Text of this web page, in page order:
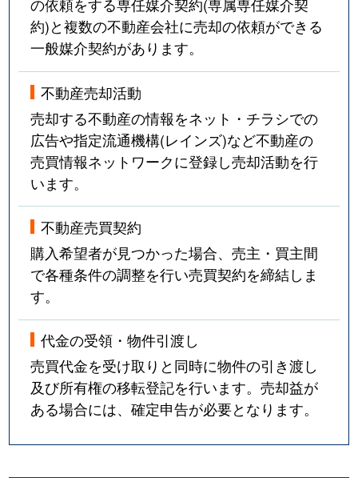
の依頼をする専任媒介契約(専属専任媒介契
約)と複数の不動産会社に売却の依頼ができる
一般媒介契約があります。
不動産売却活動
売却する不動産の情報をネット・チラシでの
広告や指定流通機構(レインズ)など不動産の
売買情報ネットワークに登録し売却活動を行
います。
不動産売買契約
購入希望者が見つかった場合、売主・買主間
で各種条件の調整を行い売買契約を締結しま
す。
代金の受領・物件引渡し
売買代金を受け取りと同時に物件の引き渡し
及び所有権の移転登記を行います。売却益が
ある場合には、確定申告が必要となります。